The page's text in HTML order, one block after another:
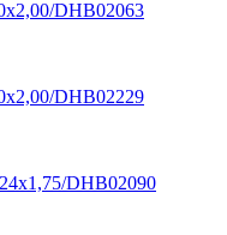
DHB02063
DНB02229
DHB02090